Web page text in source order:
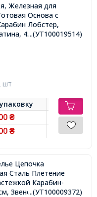
Железная для
Основа с
Лобстер,
45см,
...(УТ100019514)
шт
упаковку
₴
₴
Сталь Плетение
Карабин-
Звено 2.4x2мм,
...(УТ100009372)